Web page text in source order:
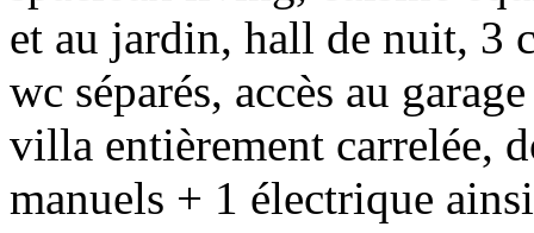
et au jardin, hall de nuit, 3
wc séparés, accès au
villa entièrement carrelée,
manuels + 1 électrique